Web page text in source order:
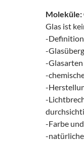
Moleküle:
Glas ist
-Definition
-
-
-
-
-
-Farbe
-